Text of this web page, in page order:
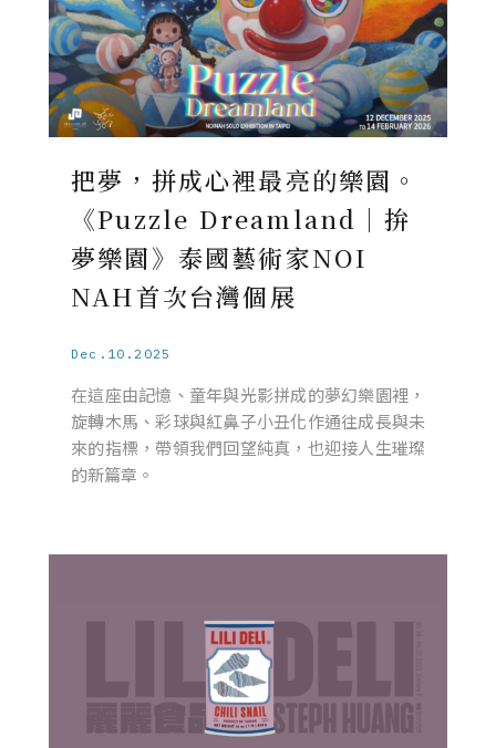
把夢，拼成心裡最亮的樂園。
《Puzzle Dreamland｜拚
夢樂園》泰國藝術家NOI
NAH首次台灣個展
Dec.10.2025
在這座由記憶、童年與光影拼成的夢幻樂園裡，
旋轉木馬、彩球與紅鼻子小丑化作通往成長與未
來的指標，帶領我們回望純真，也迎接人生璀璨
的新篇章。